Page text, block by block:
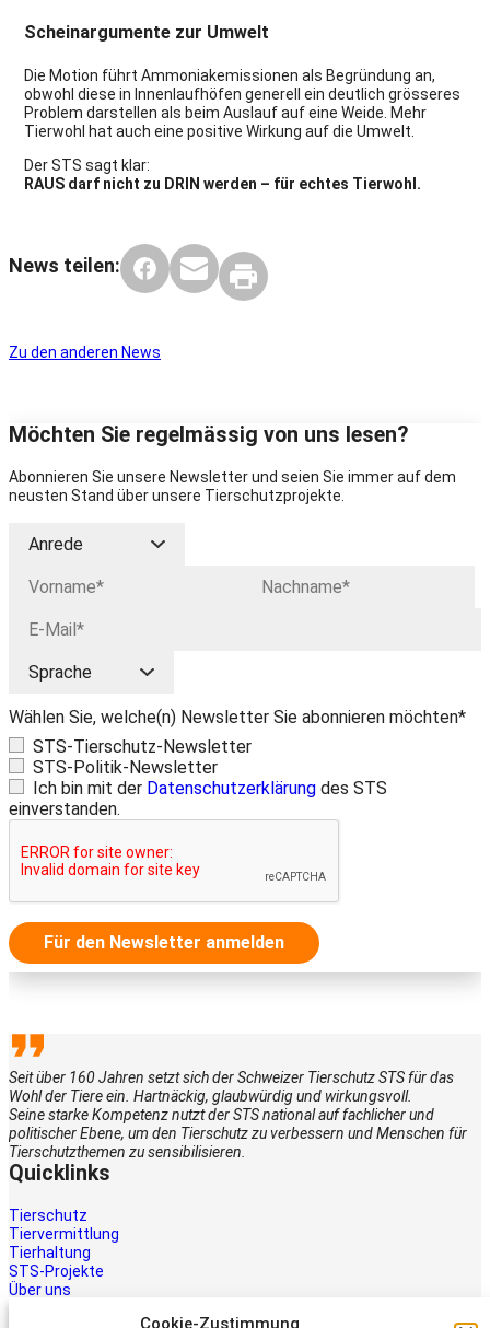
Cookie-Zustimmung
Scheinargumente zur Umwelt
Die Motion führt Ammoniakemissionen als Begründung an,
obwohl diese in Innenlaufhöfen generell ein deutlich grösseres
Problem darstellen als beim Auslauf auf eine Weide. Mehr
Tierwohl hat auch eine positive Wirkung auf die Umwelt.
Der STS sagt klar:
RAUS darf nicht zu DRIN werden – für echtes Tierwohl.
News teilen:
Zu den anderen News
Möchten Sie regelmässig von uns lesen?
Abonnieren Sie unsere Newsletter und seien Sie immer auf dem
neusten Stand über unsere Tierschutzprojekte.
Wählen Sie, welche(n) Newsletter Sie abonnieren möchten*
STS-Tierschutz-Newsletter
STS-Politik-Newsletter
Ich bin mit der Datenschutzerklärung des STS
einverstanden.
Für den Newsletter anmelden
Seit über 160 Jahren setzt sich der Schweizer Tierschutz STS für das
Wohl der Tiere ein. Hartnäckig, glaubwürdig und wirkungsvoll.
Seine starke Kompetenz nutzt der STS national auf fachlicher und
politischer Ebene, um den Tierschutz zu verbessern und Menschen für
Tierschutzthemen zu sensibilisieren.
Quicklinks
Tierschutz
Tiervermittlung
Tierhaltung
STS-Projekte
Über uns